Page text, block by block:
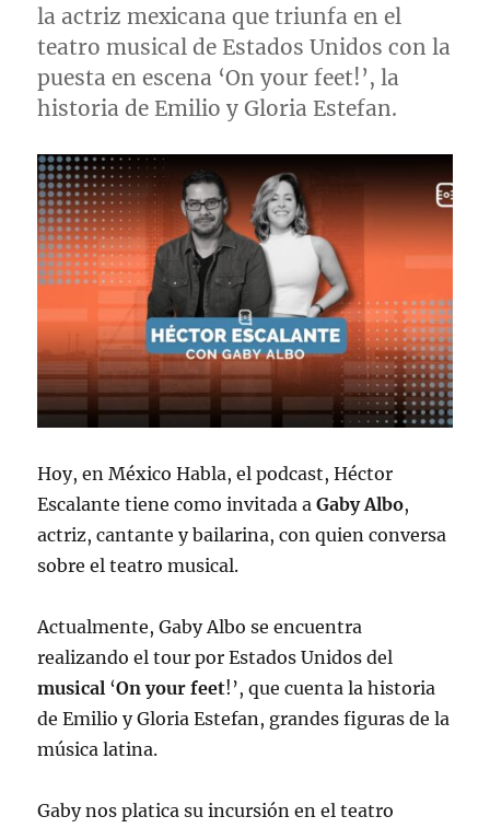
la actriz mexicana que triunfa en el
teatro musical de Estados Unidos con la
puesta en escena ‘On your feet!’, la
historia de Emilio y Gloria Estefan.
Hoy, en México Habla, el podcast, Héctor
Escalante tiene como invitada aGaby Albo,
actriz, cantante y bailarina, con quien conversa
sobre el teatro musical.
Actualmente, Gaby Albo se encuentra
realizando el tour por Estados Unidos del
musical ‘On your feet!’, que cuenta la historia
de Emilio y Gloria Estefan, grandes figuras de la
música latina.
Gaby nos platica su incursión en el teatro